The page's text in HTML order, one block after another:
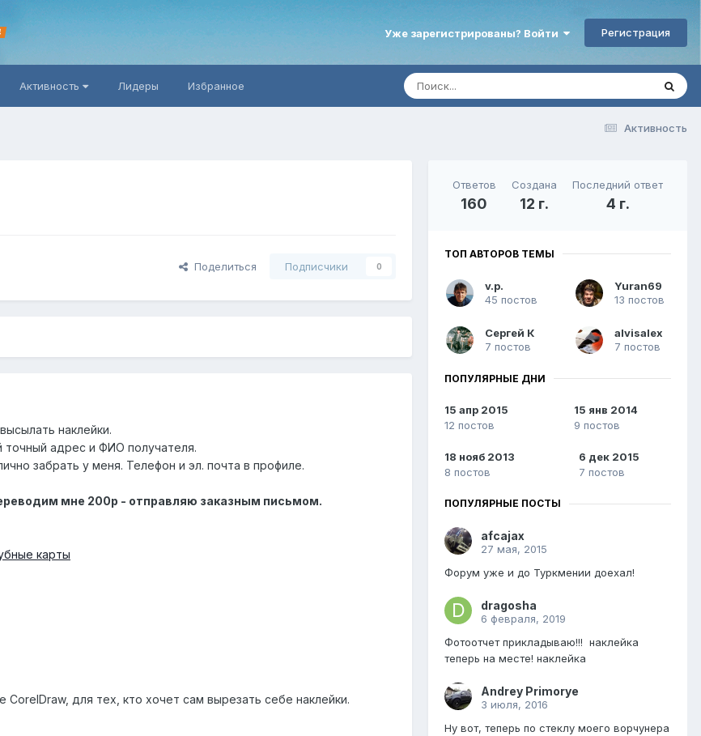
Уже зарегистрированы? Войти Регистрация
Активность Лидеры Избранное
Активность
Поделиться Подписчики 0
наклейки.
точный адрес и ФИО получателя.
забрать у меня. Телефон и эл. почта в профиле.
мне 200р - отправляю заказным письмом.
карты
для тех, кто хочет сам вырезать себе наклейки.
Ответов
160
Создана
12 г.
Последний ответ
4 г.
ТОП АВТОРОВ ТЕМЫ
v.p.
45 постов
Yuran69
13 постов
Сергей К
7 постов
alvisalex
7 постов
ПОПУЛЯРНЫЕ ДНИ
15 апр 2015
12 постов
15 янв 2014
9 постов
18 нояб 2013
8 постов
6 дек 2015
7 постов
ПОПУЛЯРНЫЕ ПОСТЫ
afcajax
27 мая, 2015
Форум уже и до Туркмении доехал!
dragosha
6 февраля, 2019
Фотоотчет прикладываю!!! наклейка
теперь на месте! наклейка
Andrey Primorye
3 июля, 2016
Ну вот, теперь по стеклу моего ворчунера